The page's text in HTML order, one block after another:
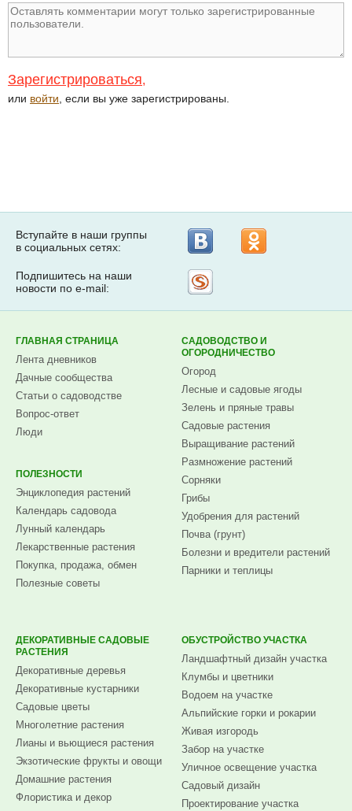
Зарегистрироваться,
или войти , если вы уже зарегистрированы.
Вступайте в наши группы
в социальных сетях:
Подпишитесь на наши
новости по e-mail:
ГЛАВНАЯ СТРАНИЦА
Лента дневников
Дачные сообщества
Статьи о садоводстве
Вопрос-ответ
Люди
ПОЛЕЗНОСТИ
Энциклопедия растений
Календарь садовода
Лунный календарь
Лекарственные растения
Покупка, продажа, обмен
Полезные советы
САДОВОДСТВО И
ОГОРОДНИЧЕСТВО
Огород
Лесные и садовые ягоды
Зелень и пряные травы
Садовые растения
Выращивание растений
Размножение растений
Сорняки
Грибы
Удобрения для растений
Почва (грунт)
Болезни и вредители растений
Парники и теплицы
ДЕКОРАТИВНЫЕ САДОВЫЕ
РАСТЕНИЯ
Декоративные деревья
Декоративные кустарники
Садовые цветы
Многолетние растения
Лианы и вьющиеся растения
Экзотические фрукты и овощи
Домашние растения
Флористика и декор
ОБУСТРОЙСТВО УЧАСТКА
Ландшафтный дизайн участка
Клумбы и цветники
Водоем на участке
Альпийские горки и рокарии
Живая изгородь
Забор на участке
Уличное освещение участка
Садовый дизайн
Проектирование участка